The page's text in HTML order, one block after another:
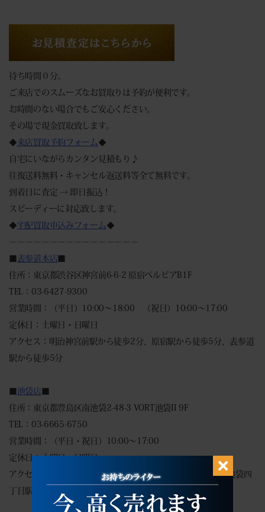
待ち時間０分。
ご来店でのスムーズなお買取りは予約が便利です。
お時間のない場合でもご安心ください。
その場で現金買取致します。
◆ 来店買取予約フォーム ◆
自宅にいながらカンタン見積もり♪
往復送料無料・キャンセル返送料等全て無料です。
到着日に査定 → 即日振込！
スピーディーに対応致します。
◆宅配買取申込みフォーム ◆
－－－－－－－－－－－－－－－－
表参道本店
住所：東京都渋谷区神宮前6-6-2 原宿ベルピアB1F
TEL：03-6427-9300
営業時間：（平日）10:00～18:00 （祝日）10:00～17:00
定休日：土曜日・日曜日
アクセス：明治神宮前駅から徒歩2分、原宿駅から徒歩5分、表参道
駅から徒歩5分
池袋店
住所：東京都豊島区南池袋2-48-3 VORT池袋II 9F
TEL：03-6665-6750
営業時間：（平日・祝日）10:00～17:00
定休日：土曜日・日曜日
アクセス：池袋駅から徒歩６分、東池袋駅から徒歩２分、東池袋四
丁目駅から徒歩５分